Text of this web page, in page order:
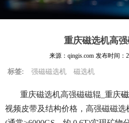
重庆磁选机高
来源：qingis.com 发布时间：
标签: 强磁磁选机 磁选机
重庆磁选机高强磁磁辊_重庆
视频皮带及结构价格，高强磁磁